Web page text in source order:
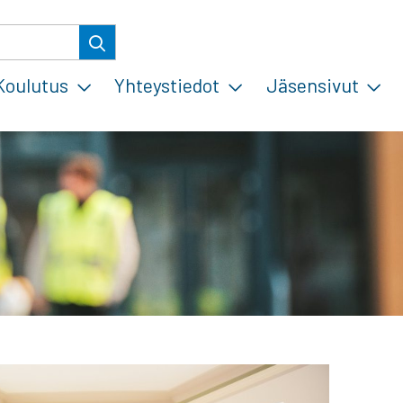
Yhteystiedot Jäsensivut